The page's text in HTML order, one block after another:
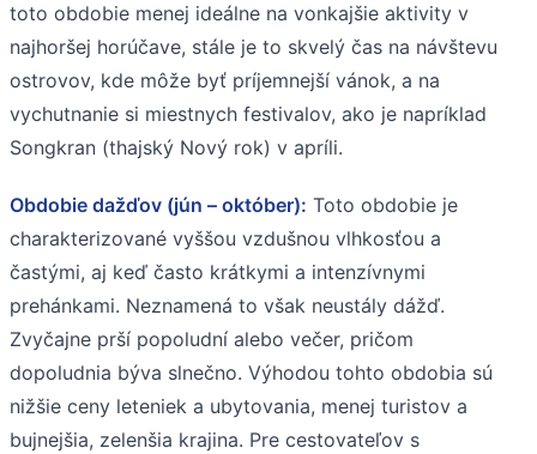
toto obdobie menej ideálne na vonkajšie aktivity v
najhoršej horúčave, stále je to skvelý čas na návštevu
ostrovov, kde môže byť príjemnejší vánok, a na
vychutnanie si miestnych festivalov, ako je napríklad
Songkran (thajský Nový rok) v apríli.
Obdobie dažďov (jún – október): Toto obdobie je
charakterizované vyššou vzdušnou vlhkosťou a
častými, aj keď často krátkymi a intenzívnymi
prehánkami. Neznamená to však neustály dážď.
Zvyčajne prší popoludní alebo večer, pričom
dopoludnia býva slnečno. Výhodou tohto obdobia sú
nižšie ceny leteniek a ubytovania, menej turistov a
bujnejšia, zelenšia krajina. Pre cestovateľov s